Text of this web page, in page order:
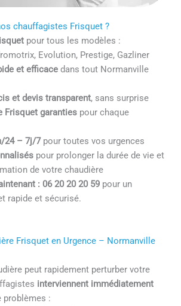
chauffagistes Frisquet ?
pour tous les modèles :
Evolution, Prestige, Gazliner
et efficacedans tout Normanville
et devis transparent, sans surprise
Frisquet garantiespour chaque
24 – 7j/7pour toutes vos urgences
pour prolonger la durée de vie et
de votre chaudière
: 06 20 20 20 59pour un
rapide et sécurisé.
Frisquet en Urgence – Normanville
peut rapidement perturber votre
interviennent immédiatement
problèmes :